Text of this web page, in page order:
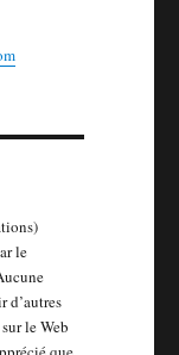
le
d’autres
le Web